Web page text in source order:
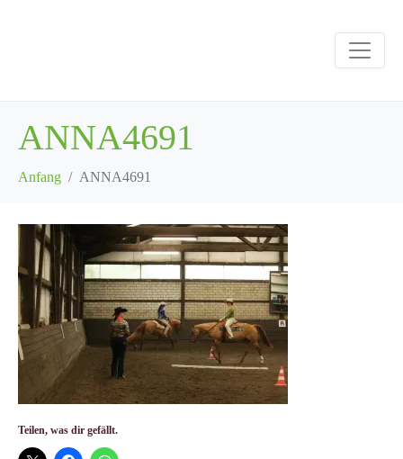
ANNA4691
Anfang ANNA4691
Teilen, was dir gefällt.